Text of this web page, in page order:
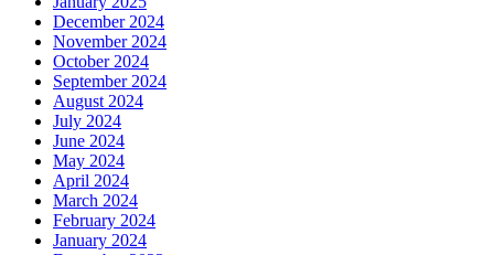
December 2024
November 2024
October 2024
September 2024
August 2024
July 2024
June 2024
May 2024
April 2024
March 2024
February 2024
January 2024